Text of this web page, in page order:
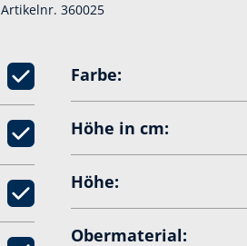
Artikelnr. 360025
Farbe:
Höhe in cm:
Höhe:
Obermaterial: